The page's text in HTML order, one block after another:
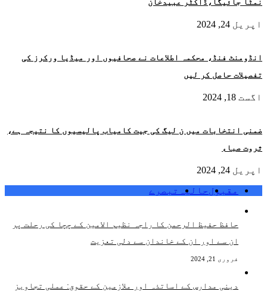
نمٹا جائیگا،ڈاکٹر عبیدخان
اپریل 24, 2024
انڈومنٹ فنڈ، محکمہ اطلاعات نے صحافیوں اور میڈیا ورکرز کی
تفصیلات حاصل کر لیں
اگست 18, 2024
ضمنی انتخابات میں ن لیگ کی جیت کامیاب پالیسیوں کا نتیجہ ہے،
ثروت صباء
اپریل 24, 2024
مقبولحالیہ تبصرے
حافظ حفیظ الرحمن کا راجہ نظیم الامین کے چچا کی رحلت پر
ان سے اور ان کے خاندان سے دلی تعزیت
فروری 21, 2024
دینی مدارس کے اساتذہ اور ملازمین کے حقوق: عملی تجاویز